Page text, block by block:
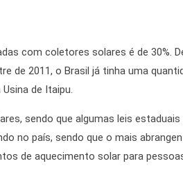
com coletores solares é de 30%.
de 2011, o Brasil já tinha uma
de Itaipu.
sendo que algumas leis
no país, sendo que o mais
de aquecimento solar para